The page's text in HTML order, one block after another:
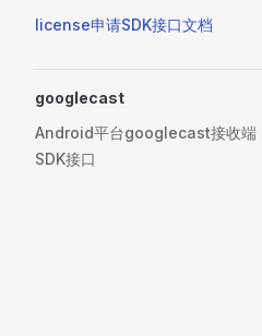
license申请SDK接口文档
googlecast
Android平台googlecast接收端
SDK接口